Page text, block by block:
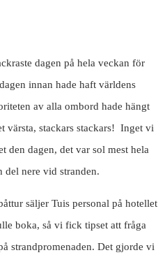
dagen på hela veckan för
innan hade haft världens
av alla ombord hade hängt
värsta, stackars stackars! Inget vi
den dagen, det var sol mest hela
del nere vid stranden.
säljer Tuis personal på hotellet
boka, så vi fick tipset att fråga
strandpromenaden. Det gjorde vi